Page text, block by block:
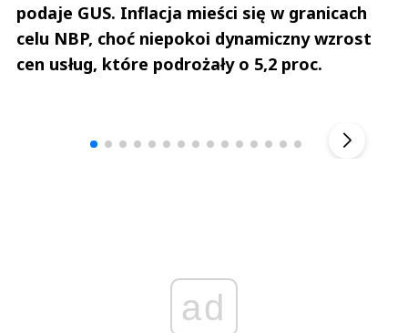
podaje GUS. Inflacja mieści się w granicach
celu NBP, choć niepokoi dynamiczny wzrost
cen usług, które podrożały o 5,2 proc.
ad